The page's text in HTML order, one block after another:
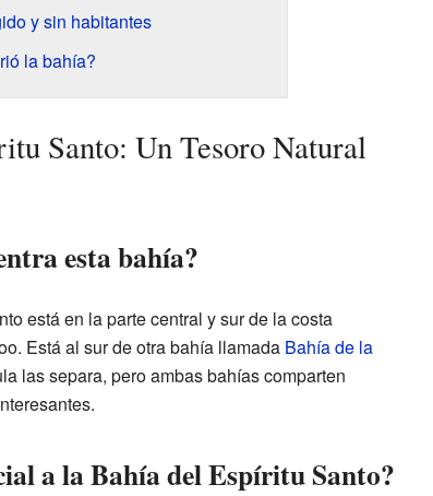
y sin habitantes
la bahía?
Santo: Un Tesoro Natural
esta bahía?
está en la parte central y sur de la costa
Está al sur de otra bahía llamada Bahía de la
las separa, pero ambas bahías comparten
a la Bahía del Espíritu Santo?